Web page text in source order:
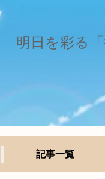
明日を彩る
記事一覧